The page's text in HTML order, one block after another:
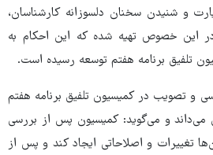
و شنیدن سخنان دلسوزانه کارشناسان،
این خصوص تهیه شده که این احکام به
تلفیق برنامه هفتم توسعه رسیده است.
و تصویب در کمیسیون تلفیق برنامه هفتم
و می‌گوید: کمیسیون پس از بررسی
تغییرات و اصلاحاتی ایجاد کند و پس از